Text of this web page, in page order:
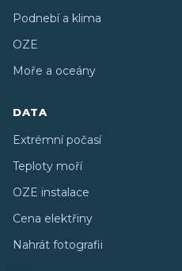
Podnebí a klima
OZE
Moře a oceány
DATA
Extrémní počasí
Teploty moří
OZE instalace
Cena elektřiny
Nahrát fotografii